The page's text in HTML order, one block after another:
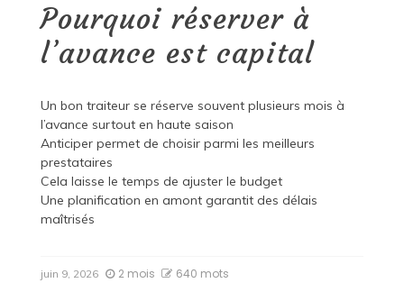
Pourquoi réserver à
l’avance est capital
Un bon traiteur se réserve souvent plusieurs mois à
l’avance surtout en haute saison
Anticiper permet de choisir parmi les meilleurs
prestataires
Cela laisse le temps de ajuster le budget
Une planification en amont garantit des délais
maîtrisés
juin 9, 2026 2 mois 640 mots